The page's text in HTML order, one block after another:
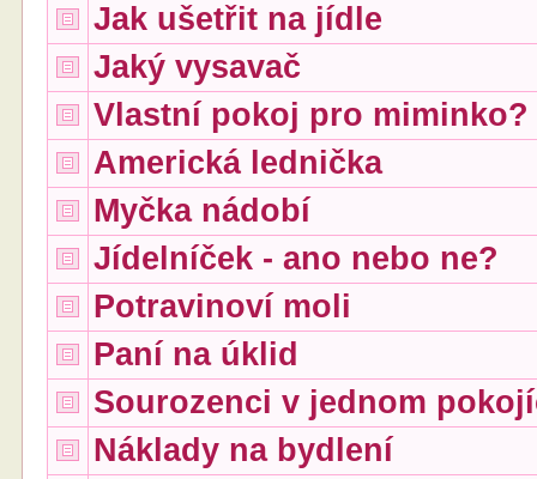
Jak ušetřit na jídle
Jaký vysavač
Vlastní pokoj pro miminko?
Americká lednička
Myčka nádobí
Jídelníček - ano nebo ne?
Potravinoví moli
Paní na úklid
Sourozenci v jednom
Náklady na bydlení